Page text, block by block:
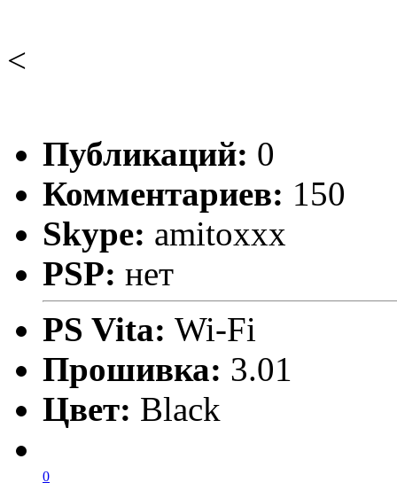
<
Публикаций: 0
Комментариев: 150
Skype: amitoxxx
PSP: нет
PS Vita: Wi-Fi
Прошивка: 3.01
Цвет: Black
0